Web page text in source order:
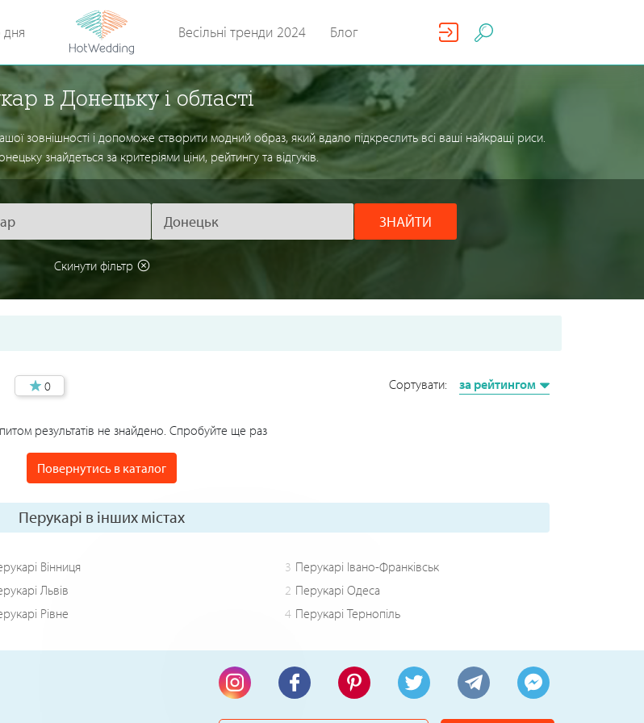
Весільні тренди 2024 Блог
в Донецьку і області
зовнішності і допоможе створити модний образ, який вдало підкреслить всі ваші найкращі риси.
знайдеться за критеріями ціни, рейтингу та відгуків.
ЗНАЙТИ
Скинути фільтр
0 Сортувати: за рейтингом
результатів не знайдено. Спробуйте ще раз
Повернутись в каталог
Перукарі в інших містах
Вінниця 3 Перукарі Івано-Франківськ
Львів 2 Перукарі Одеса
Рівне 4 Перукарі Тернопіль